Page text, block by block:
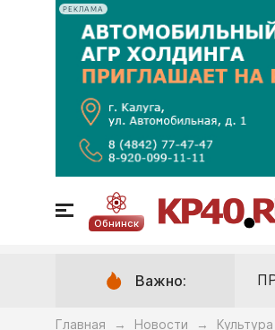
РЕКЛАМА
Обнинск
Важно:
Главная → Новости → Культура